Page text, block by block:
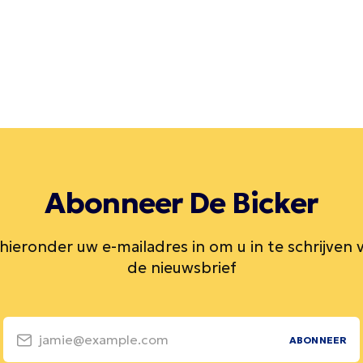
Abonneer De Bicker
uw e-mailadres in om u in te schrijven
de nieuwsbrief
jamie@example.com ABONNEER